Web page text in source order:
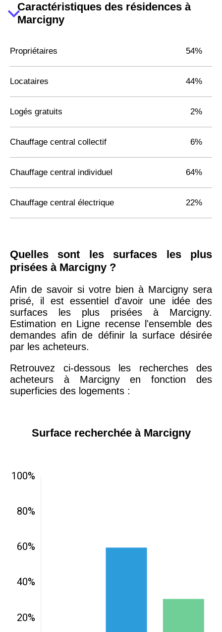
Caractéristiques des résidences à
Marcigny
Propriétaires 54%
Locataires 44%
Logés gratuits 2%
Chauffage central collectif 6%
Chauffage central individuel 64%
Chauffage central électrique 22%
Quelles sont les surfaces les plus
prisées à Marcigny ?
Afin de savoir si votre bien à Marcigny sera
prisé, il est essentiel d'avoir une idée des
surfaces les plus prisées à Marcigny.
Estimation en Ligne recense l'ensemble des
demandes afin de définir la surface désirée
par les acheteurs.
Retrouvez ci-dessous les recherches des
acheteurs à Marcigny en fonction des
superficies des logements :
Surface recherchée à Marcigny